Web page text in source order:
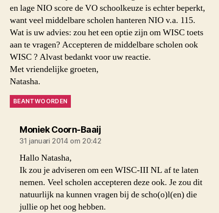
en lage NIO score de VO schoolkeuze is echter beperkt,
want veel middelbare scholen hanteren NIO v.a. 115.
Wat is uw advies: zou het een optie zijn om WISC toets
aan te vragen? Accepteren de middelbare scholen ook
WISC ? Alvast bedankt voor uw reactie.
Met vriendelijke groeten,
Natasha.
BEANTWOORDEN
Moniek Coorn-Baaijzegt:
31 januari 2014 om 20:42
Hallo Natasha,
Ik zou je adviseren om een WISC-III NL af te laten
nemen. Veel scholen accepteren deze ook. Je zou dit
natuurlijk na kunnen vragen bij de scho(o)l(en) die
jullie op het oog hebben.